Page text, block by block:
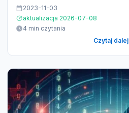
2023-11-03
aktualizacja 2026-07-08
4 min czytania
Czytaj dalej